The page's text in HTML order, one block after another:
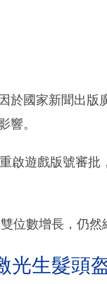
於國家新聞出版
響。
啟遊戲版號審
位數增長，仍然
光生髮頭